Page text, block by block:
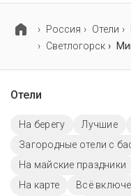
возможно, услуга
Россия Отели
Светлогорск
Отели
На берегу Лучшие
Загородные отели с
На майские праздники
На карте
Всё